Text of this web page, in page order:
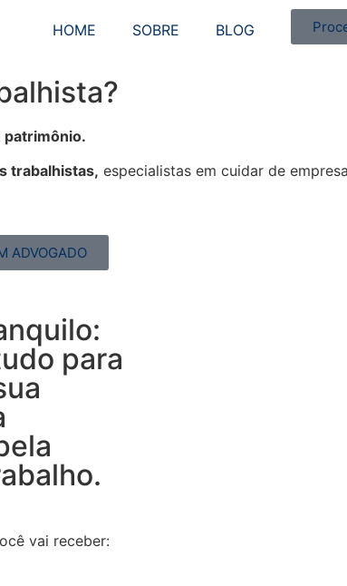
HOME SOBRE BLOG
patrimônio.
trabalhistas, especialistas em cuidar de
ADVOGADO
para
vai receber: